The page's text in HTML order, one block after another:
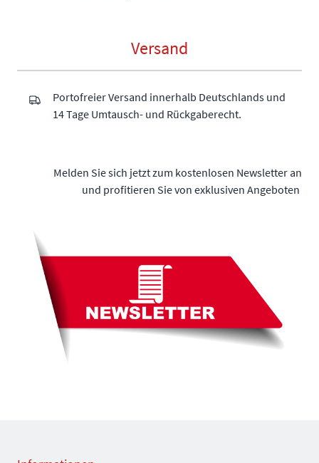
Versand
Portofreier Versand innerhalb Deutschlands und
14 Tage Umtausch- und Rückgaberecht.
Melden Sie sich jetzt zum kostenlosen Newsletter an
und profitieren Sie von exklusiven Angeboten